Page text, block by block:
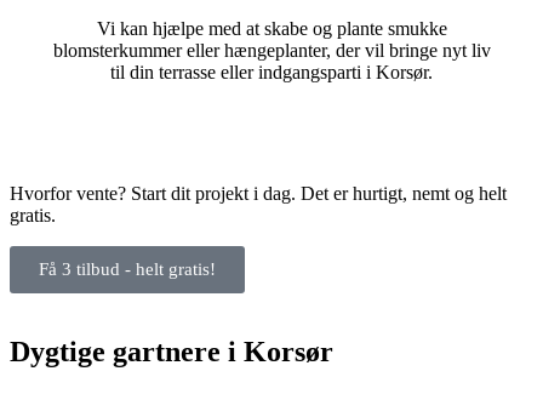
Vi kan hjælpe med at skabe og plante smukke
blomsterkummer eller hængeplanter, der vil bringe nyt liv
til din terrasse eller indgangsparti i Korsør.
Hvorfor vente? Start dit projekt i dag. Det er hurtigt, nemt og helt
gratis.
Få 3 tilbud - helt gratis!
Dygtige gartnere i Korsør